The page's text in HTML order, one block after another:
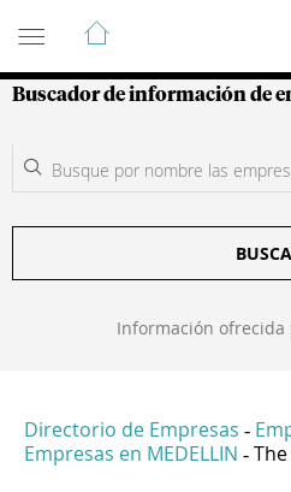
Guía de Empresas
Buscador de información de
Información ofrecida
Directorio de Empresas -
Empresas en MEDELLIN -